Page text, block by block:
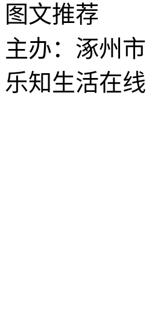
图文推荐
主办：涿州
乐知生活在